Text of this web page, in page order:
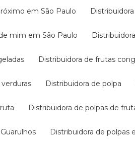
em São Paulo
mim em São Paulo
Distribuidora de frutas
verduras Distribuidora de polpa
Distribuidora de polpas de
Distribuidora de polpas